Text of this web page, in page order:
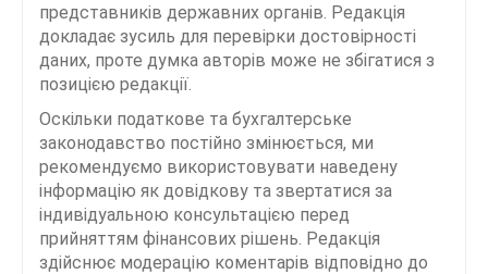
представників державних органів. Редакція
докладає зусиль для перевірки достовірності
даних, проте думка авторів може не збігатися з
позицією редакції.
Оскільки податкове та бухгалтерське
законодавство постійно змінюється, ми
рекомендуємо використовувати наведену
інформацію як довідкову та звертатися за
індивідуальною консультацією перед
прийняттям фінансових рішень. Редакція
здійснює модерацію коментарів відповідно до